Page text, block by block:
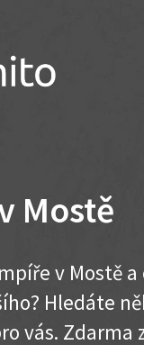
Mostě
v Mostě a
Hledáte
vás. Zdarma